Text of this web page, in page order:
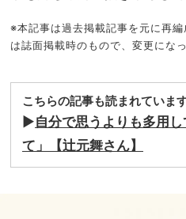
※本記事は過去掲載記事を元に再
は誌面掲載時のもので、変更にな
こちらの記事も読まれていま
▶自分で思うよりも多用
て」【辻元舞さん】